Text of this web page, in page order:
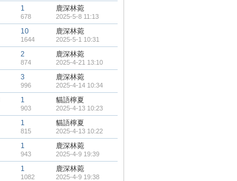
1
678
鹿深林菀
2025-5-8 11:13
10
1644
鹿深林菀
2025-5-1 10:31
2
874
鹿深林菀
2025-4-21 13:10
3
996
鹿深林菀
2025-4-14 10:34
1
903
貓語檸夏
2025-4-13 10:23
1
815
貓語檸夏
2025-4-13 10:22
1
943
鹿深林菀
2025-4-9 19:39
1
1082
鹿深林菀
2025-4-9 19:38